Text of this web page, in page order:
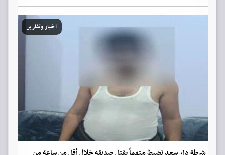
اخبار وتقارير